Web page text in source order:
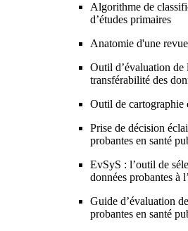
Algorithme de
d’études primaires
Anatomie d'une
Outil d’évaluation de
transférabilité des
Outil de cartographie
Prise de décision
probantes en santé
EvSyS : l’outil de
données probantes à
Guide d’évaluation
probantes en santé